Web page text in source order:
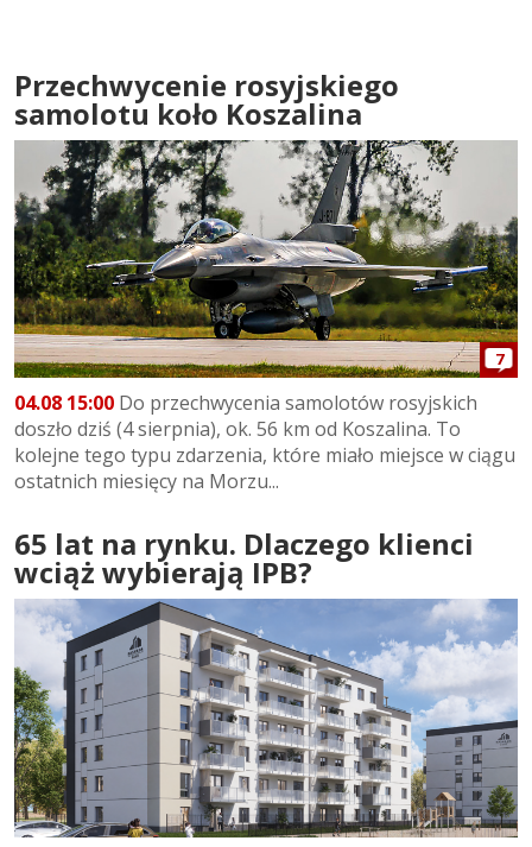
Przechwycenie rosyjskiego
samolotu koło Koszalina
7
04.08 15:00 Do przechwycenia samolotów rosyjskich
doszło dziś (4 sierpnia), ok. 56 km od Koszalina. To
kolejne tego typu zdarzenia, które miało miejsce w ciągu
ostatnich miesięcy na Morzu...
65 lat na rynku. Dlaczego klienci
wciąż wybierają IPB?